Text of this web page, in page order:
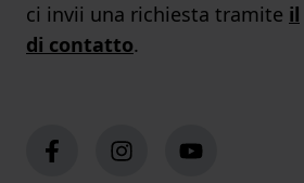
ci invii una richiesta tramite il
di contatto.